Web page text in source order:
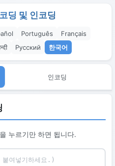
딩 및 인코딩
Português
Français
Русский 한국어
인코딩
누르기만 하면 됩니다.